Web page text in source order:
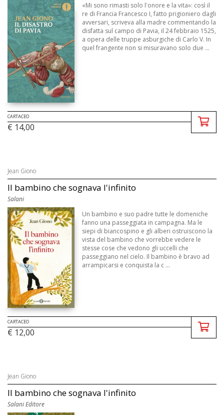
«Mi sono rimasti solo l'onore e la vita»: così il
re di Francia Francesco I, fatto prigioniero dagli
avversari, scriveva alla madre commentando la
disfatta sul campo di Pavia, il 24 febbraio 1525,
a opera delle truppe asburgiche di Carlo V. In
quel frangente non si misuravano solo due ...
CARTACEO
€ 14,00
Jean Giono
Il bambino che sognava l'infinito
Salani
Un bambino e suo padre tutte le domeniche
fanno una passeggiata in campagna. Ma le
siepi di biancospino e gli alberi ostruiscono la
vista del bambino che vorrebbe vedere le
stesse cose che vedono gli uccelli che
passeggiano nel cielo. Il bambino è bravo ad
arrampicarsi e conquista la c ...
CARTACEO
€ 12,00
Jean Giono
Il bambino che sognava l'infinito
Salani Editore